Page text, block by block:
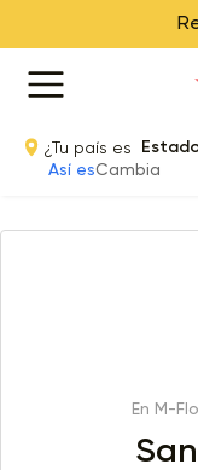
¿Tu país es
Así esCambia
En M-